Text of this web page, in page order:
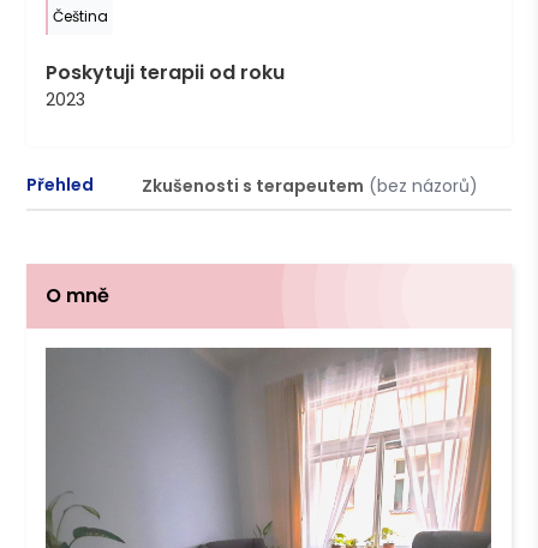
Čeština
Poskytuji terapii od roku
2023
Přehled Zkušenosti s terapeutem (bez názorů)
O mně